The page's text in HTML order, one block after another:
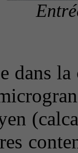
dans